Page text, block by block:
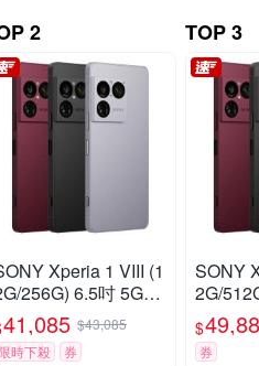
2
Xperia 1 VIII (1
256G) 6.5吋 5G智
慧型手機
41,085 $43,085
時下殺
券
TOP 3
SONY
2G/512G) 6.5吋
慧型手
$
券